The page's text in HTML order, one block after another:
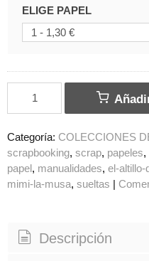
ELIGE PAPEL
Categoría: COLECCIONES
scrapbooking scrap papeles
papel manualidades el-altillo-
mimi-la-musa sueltas |
Descripción